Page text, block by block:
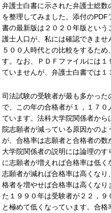
弁護士白書に示された弁護士総
を整理してみました。添付の
書の最新版は２０２０年版とい
護士人口が、私には確認できま
５００人時代との比較をするた
す。なお、ＰＤＦファイルには
ていませんが、弁護士白書では１
司法試験の受験者が最も多かっ
で、この年の合格者が１，１７
ています。法科大学院関係者か
院志願者が減っている原因かの
が、合格率は志願者と合格者の
大学院関係者の説明には論理の
に志願者が増えれば合格率は低
志願者が減れば合格率は高くな
格者を増やせば合格率は高くな
た１９９０年は受験者が２２，
と極めて低くなっています。合